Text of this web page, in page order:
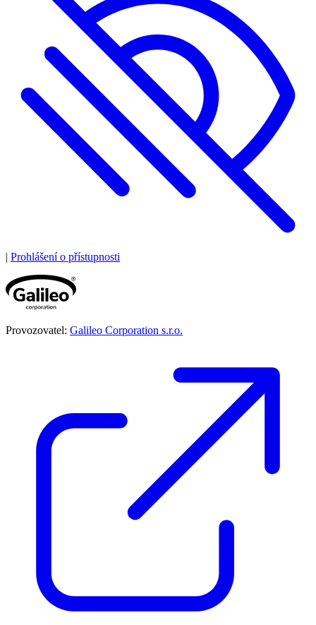
| Prohlášení o přístupnosti
Provozovatel: Galileo Corporation s.r.o.